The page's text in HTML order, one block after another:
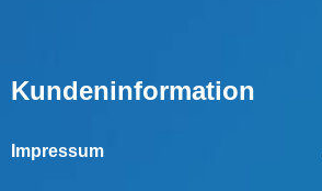
Kundeninformation
Impressum